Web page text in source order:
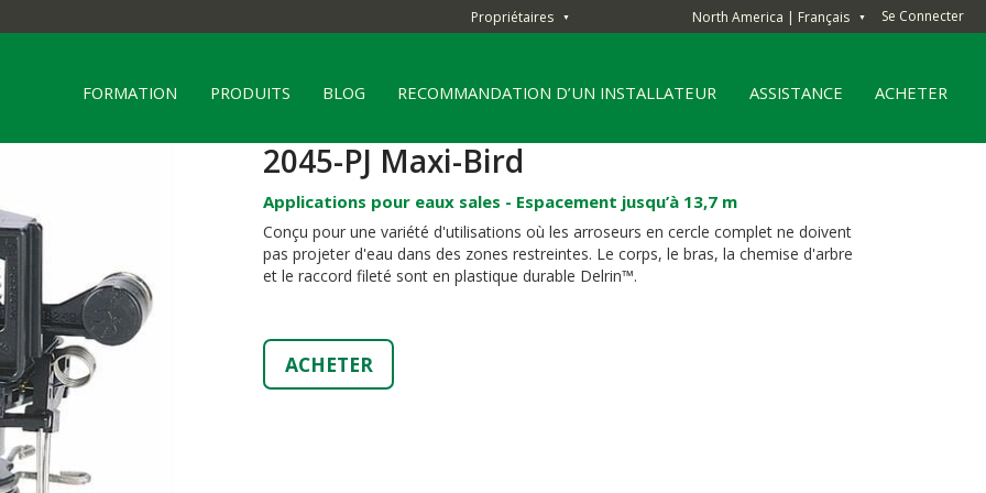
Propriétaires ▼ North America | Français ▼ Se Connecter
FORMATION PRODUITS BLOG RECOMMANDATION D’UN INSTALLATEUR ASSISTANCE ACHETER
2045-PJ Maxi-Bird
Applications pour eaux sales - Espacement jusqu’à 13,7 m
Conçu pour une variété d'utilisations où les arroseurs en cercle complet ne doivent
pas projeter d'eau dans des zones restreintes. Le corps, le bras, la chemise d'arbre
et le raccord fileté sont en plastique durable Delrin™.
ACHETER